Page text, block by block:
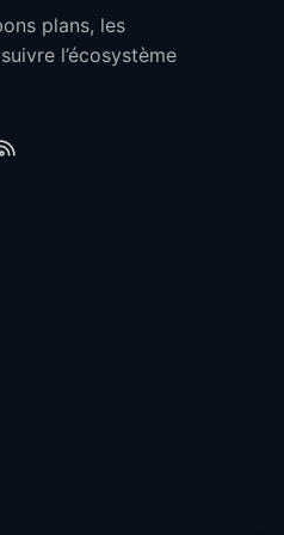
A Casque Stereo -
Microphone Antibruit,
Protection contre les
plans, les
l’écosystème